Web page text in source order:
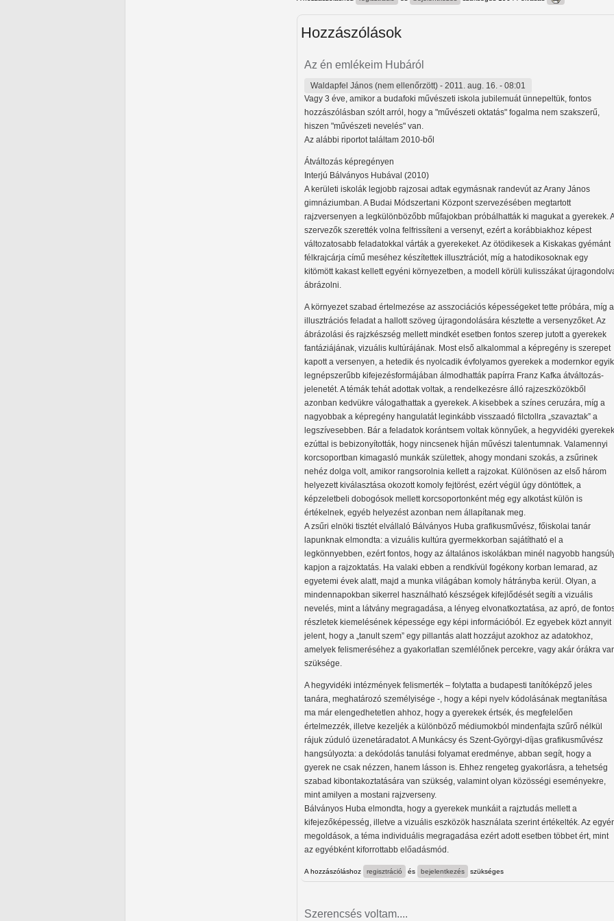
Hozzászólások
Az én emlékeim Hubáról
Waldapfel János (nem ellenőrzött) - 2011. aug. 16. - 08:01
Vagy 3 éve, amikor a budafoki művészeti iskola jubilemuát ünnepeltük, fontos
hozzászólásban szólt arról, hogy a "művészeti oktatás" fogalma nem szakszerű,
hiszen "művészeti nevelés" van.
Az alábbi riportot találtam 2010-ből
Átváltozás képregényen
Interjú Bálványos Hubával (2010)
A kerületi iskolák legjobb rajzosai adtak egymásnak randevút az Arany János
gimnáziumban. A Budai Módszertani Központ szervezésében megtartott
rajzversenyen a legkülönbözőbb műfajokban próbálhatták ki magukat a gyerekek. A
szervezők szerették volna felfrissíteni a versenyt, ezért a korábbiakhoz képest
változatosabb feladatokkal várták a gyerekeket. Az ötödikesek a Kiskakas gyémánt
félkrajcárja című meséhez készítettek illusztrációt, míg a hatodikosoknak egy
kitömött kakast kellett egyéni környezetben, a modell körüli kulisszákat
ábrázolni.
A környezet szabad értelmezése az asszociációs képességeket tette próbára, míg
illusztrációs feladat a hallott szöveg újragondolására késztette a versenyzőket. Az
ábrázolási és rajzkészség mellett mindkét esetben fontos szerep jutott a gyerekek
fantáziájának, vizuális kultúrájának. Most első alkalommal a képregény is szerepet
kapott a versenyen, a hetedik és nyolcadik évfolyamos gyerekek a modernkor egyik
legnépszerűbb kifejezésformájában álmodhatták papírra Franz Kafka átváltozás-
jelenetét. A témák tehát adottak voltak, a rendelkezésre álló rajzeszközökből
azonban kedvükre válogathattak a gyerekek. A kisebbek a színes ceruzára, míg a
nagyobbak a képregény hangulatát leginkább visszaadó filctollra „szavaztak” a
legszívesebben. Bár a feladatok korántsem voltak könnyűek, a hegyvidéki gyerekek
ezúttal is bebizonyították, hogy nincsenek híján művészi talentumnak. Valamennyi
korcsoportban kimagasló munkák születtek, ahogy mondani szokás, a zsűrinek
nehéz dolga volt, amikor rangsorolnia kellett a rajzokat. Különösen az első három
helyezett kiválasztása okozott komoly fejtörést, ezért végül úgy döntöttek, a
képzeletbeli dobogósok mellett korcsoportonként még egy alkotást külön is
értékelnek, egyéb helyezést azonban nem állapítanak meg.
A zsűri elnöki tisztét elvállaló Bálványos Huba grafikusművész, főiskolai tanár
lapunknak elmondta: a vizuális kultúra gyermekkorban sajátítható el a
legkönnyebben, ezért fontos, hogy az általános iskolákban minél nagyobb
kapjon a rajzoktatás. Ha valaki ebben a rendkívül fogékony korban lemarad, az
egyetemi évek alatt, majd a munka világában komoly hátrányba kerül. Olyan, a
mindennapokban sikerrel használható készségek kifejlődését segíti a vizuális
nevelés, mint a látvány megragadása, a lényeg elvonatkoztatása, az apró, de
részletek kiemelésének képessége egy képi információból. Ez egyebek közt annyit
jelent, hogy a „tanult szem” egy pillantás alatt hozzájut azokhoz az adatokhoz,
amelyek felismeréséhez a gyakorlatlan szemlélőnek percekre, vagy akár órákra
szüksége.
A hegyvidéki intézmények felismerték – folytatta a budapesti tanítóképző jeles
tanára, meghatározó személyisége -, hogy a képi nyelv kódolásának megtanítása
ma már elengedhetetlen ahhoz, hogy a gyerekek értsék, és megfelelően
értelmezzék, illetve kezeljék a különböző médiumokból mindenfajta szűrő nélkül
rájuk zúduló üzenetáradatot. A Munkácsy és Szent-Györgyi-díjas grafikusművész
hangsúlyozta: a dekódolás tanulási folyamat eredménye, abban segít, hogy a
gyerek ne csak nézzen, hanem lásson is. Ehhez rengeteg gyakorlásra, a tehetség
szabad kibontakoztatására van szükség, valamint olyan közösségi eseményekre,
mint amilyen a mostani rajzverseny.
Bálványos Huba elmondta, hogy a gyerekek munkáit a rajztudás mellett a
kifejezőképesség, illetve a vizuális eszközök használata szerint értékelték. Az
megoldások, a téma individuális megragadása ezért adott esetben többet ért, mint
az egyébként kiforrottabb előadásmód.
A hozzászóláshoz regisztráció és bejelentkezés szükséges
Szerencsés voltam....